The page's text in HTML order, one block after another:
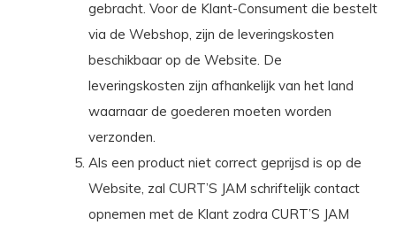
gebracht. Voor de Klant-Consument die bestelt
via de Webshop, zijn de leveringskosten
beschikbaar op de Website. De
leveringskosten zijn afhankelijk van het land
waarnaar de goederen moeten worden
verzonden.
Als een product niet correct geprijsd is op de
Website, zal CURT’S JAM schriftelijk contact
opnemen met de Klant zodra CURT’S JAM